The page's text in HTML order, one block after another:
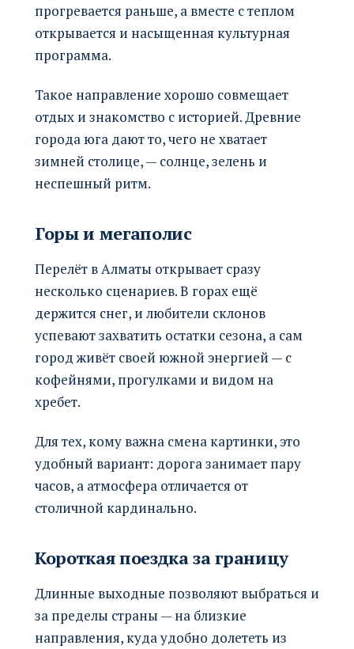
прогревается раньше, а вместе с теплом
открывается и насыщенная культурная
программа.
Такое направление хорошо совмещает
отдых и знакомство с историей. Древние
города юга дают то, чего не хватает
зимней столице, — солнце, зелень и
неспешный ритм.
Горы и мегаполис
Перелёт в Алматы открывает сразу
несколько сценариев. В горах ещё
держится снег, и любители склонов
успевают захватить остатки сезона, а сам
город живёт своей южной энергией — с
кофейнями, прогулками и видом на
хребет.
Для тех, кому важна смена картинки, это
удобный вариант: дорога занимает пару
часов, а атмосфера отличается от
столичной кардинально.
Короткая поездка за границу
Длинные выходные позволяют выбраться и
за пределы страны — на близкие
направления, куда удобно долететь из